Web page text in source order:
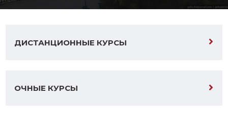
ДИСТАНЦИОННЫЕ КУРСЫ
ОЧНЫЕ КУРСЫ